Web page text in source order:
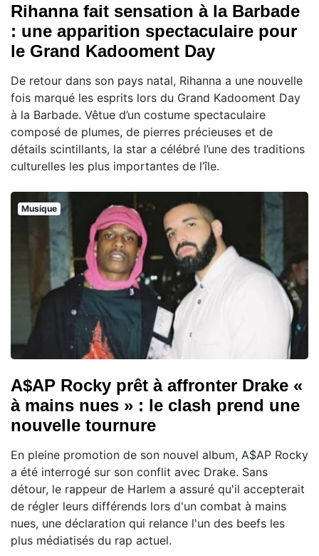
Rihanna fait sensation à la Barbade
: une apparition spectaculaire pour
le Grand Kadooment Day
De retour dans son pays natal, Rihanna a une nouvelle
fois marqué les esprits lors du Grand Kadooment Day
à la Barbade. Vêtue d’un costume spectaculaire
composé de plumes, de pierres précieuses et de
détails scintillants, la star a célébré l’une des traditions
culturelles les plus importantes de l’île.
Musique
A$AP Rocky prêt à affronter Drake «
à mains nues » : le clash prend une
nouvelle tournure
En pleine promotion de son nouvel album, A$AP Rocky
a été interrogé sur son conflit avec Drake. Sans
détour, le rappeur de Harlem a assuré qu'il accepterait
de régler leurs différends lors d'un combat à mains
nues, une déclaration qui relance l'un des beefs les
plus médiatisés du rap actuel.